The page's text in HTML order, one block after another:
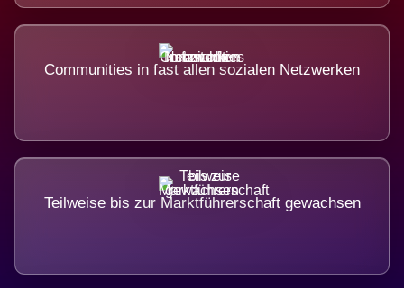
Communities in fast allen sozialen Netzwerken
Teilweise bis zur Marktführerschaft gewachsen